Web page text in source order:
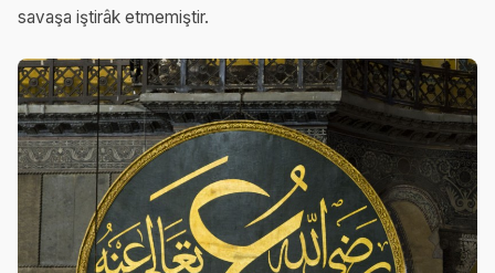
savaşa iştirâk etmemiştir.